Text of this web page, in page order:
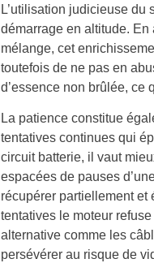
L’utilisation judicieuse du
démarrage en altitude.
mélange, cet
toutefois de ne pas en
d’essence non brûlée, ce
La patience constitue
tentatives continues qui
circuit batterie, il vaut
espacées de pauses
récupérer partiellement et
tentatives le moteur
alternative comme les
persévérer au risque de